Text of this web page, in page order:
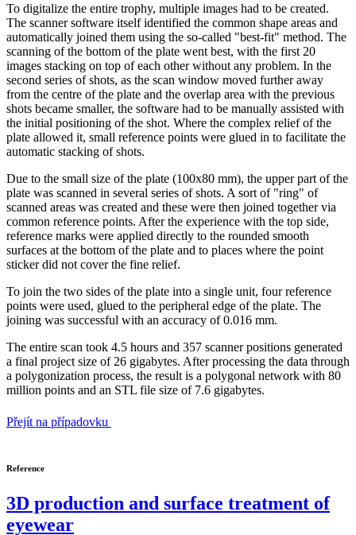
To digitalize the entire trophy, multiple images had to be created.
The scanner software itself identified the common shape areas and
automatically joined them using the so-called "best-fit" method. The
scanning of the bottom of the plate went best, with the first 20
images stacking on top of each other without any problem. In the
second series of shots, as the scan window moved further away
from the centre of the plate and the overlap area with the previous
shots became smaller, the software had to be manually assisted with
the initial positioning of the shot. Where the complex relief of the
plate allowed it, small reference points were glued in to facilitate the
automatic stacking of shots.
Due to the small size of the plate (100x80 mm), the upper part of the
plate was scanned in several series of shots. A sort of "ring" of
scanned areas was created and these were then joined together via
common reference points. After the experience with the top side,
reference marks were applied directly to the rounded smooth
surfaces at the bottom of the plate and to places where the point
sticker did not cover the fine relief.
To join the two sides of the plate into a single unit, four reference
points were used, glued to the peripheral edge of the plate. The
joining was successful with an accuracy of 0.016 mm.
The entire scan took 4.5 hours and 357 scanner positions generated
a final project size of 26 gigabytes. After processing the data through
a polygonization process, the result is a polygonal network with 80
million points and an STL file size of 7.6 gigabytes.
Přejít na případovku
Reference
3D production and surface treatment of
eyewear